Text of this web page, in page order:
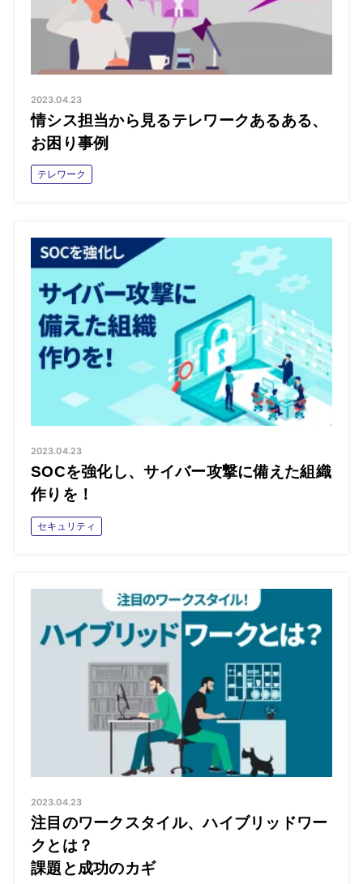
2023.04.23
情シス担当から見るテレワークあるある、
お困り事例
テレワーク
2023.04.23
SOCを強化し、サイバー攻撃に備えた組織
作りを！
セキュリティ
2023.04.23
注目のワークスタイル、ハイブリッドワー
クとは？
課題と成功のカギ